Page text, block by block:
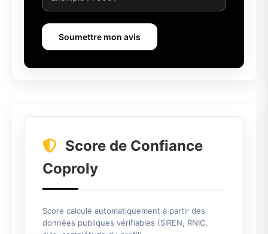
Soumettre mon avis
Score de Confiance
Coproly
Score calculé automatiquement à partir des
données publiques vérifiables (SIREN, RNIC,